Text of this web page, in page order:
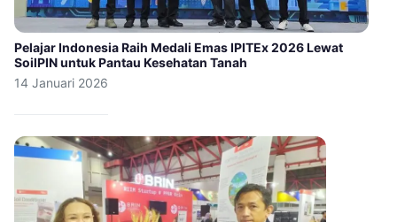
Pelajar Indonesia Raih Medali Emas IPITEx 2026 Lewat
SoilPIN untuk Pantau Kesehatan Tanah
14 Januari 2026